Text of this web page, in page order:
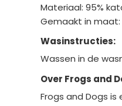
Materiaal: 95%
Gemaakt in maat:
Wasinstructies:
Wassen in de
Over Frogs and
Frogs and Dogs